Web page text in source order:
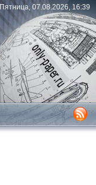
Пятница, 07.08.2026, 16:39